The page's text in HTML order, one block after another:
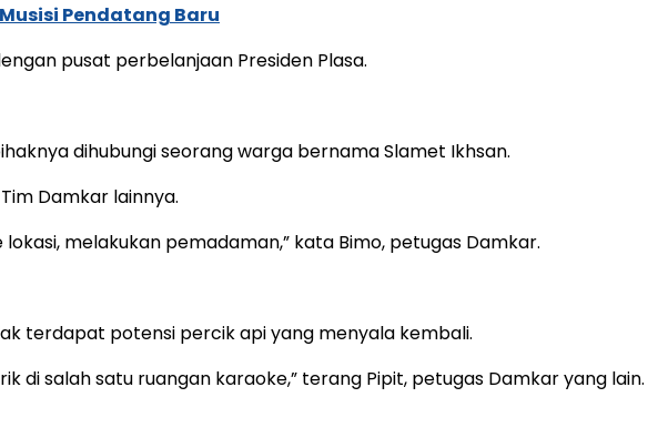
Pendatang Baru
pusat perbelanjaan Presiden Plasa.
dihubungi seorang warga bernama Slamet Ikhsan.
Damkar lainnya.
melakukan pemadaman,” kata Bimo, petugas Damkar.
terdapat potensi percik api yang menyala kembali.
di salah satu ruangan karaoke,” terang Pipit, petugas Damkar yang lain.